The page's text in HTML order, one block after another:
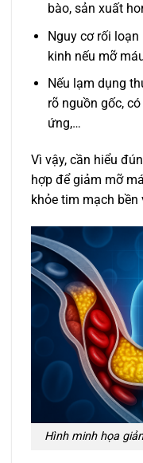
bào, sản xuất
Nguy cơ rối
kinh nếu mỡ
Nếu lạm dụng
rõ nguồn gốc,
ứng,…
Vì vậy, cần hiểu
hợp để giảm mỡ
khỏe tim mạch bền
Hình minh họa